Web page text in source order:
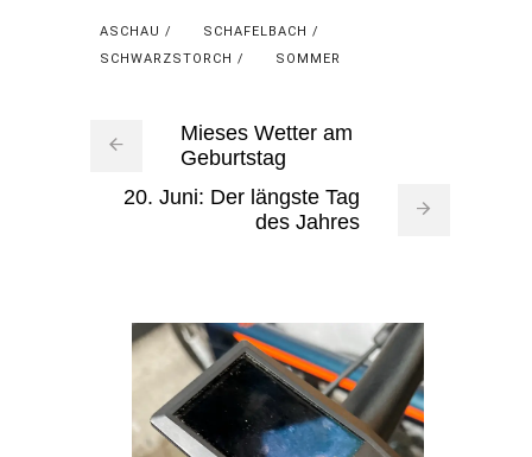
ASCHAU
SCHAFELBACH
SCHWARZSTORCH
SOMMER
Mieses Wetter am
Geburtstag
20. Juni: Der längste Tag
des Jahres